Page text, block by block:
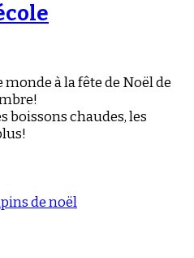
à la fête de Noël de
boissons chaudes, les